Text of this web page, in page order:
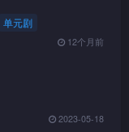
单元剧
12个月前
2023-05-18